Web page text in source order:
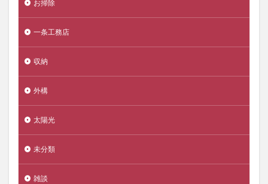
お掃除
一条工務店
収納
外構
太陽光
未分類
雑談